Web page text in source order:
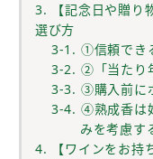
3. 【記念日や贈り
選び方
3-1. ①信頼でき
3-2. ②「当たり
3-3. ③購入前に
3-4. ④熟成香は
みを考慮す
4. 【ワインをお持